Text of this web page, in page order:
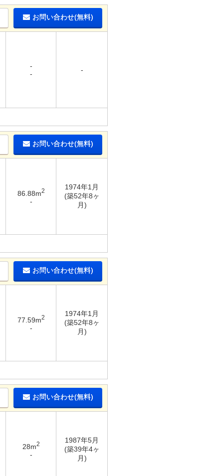
お問い合わせ(無料)
-
-
-
お問い合わせ(無料)
86.88m2
-
1974年1月
(築52年8ヶ
月)
お問い合わせ(無料)
77.59m2
-
1974年1月
(築52年8ヶ
月)
お問い合わせ(無料)
28m2
-
1987年5月
(築39年4ヶ
月)